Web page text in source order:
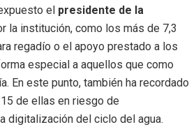
el presidente de la
la institución, como los más de 7,3
regadío o el apoyo prestado a los
especial a aquellos que como
En este punto, también ha recordado
de ellas en riesgo de
digitalización del ciclo del agua.